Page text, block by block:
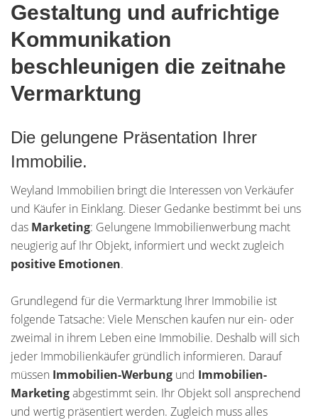
Gestaltung und aufrichtige
Kommunikation
beschleunigen die zeitnahe
Vermarktung
Die gelungene Präsentation Ihrer
Immobilie.
Weyland Immobilien bringt die Interessen von Verkäufer
und Käufer in Einklang. Dieser Gedanke bestimmt bei uns
das Marketing: Gelungene Immobilienwerbung macht
neugierig auf Ihr Objekt, informiert und weckt zugleich
positive Emotionen.
Grundlegend für die Vermarktung Ihrer Immobilie ist
folgende Tatsache: Viele Menschen kaufen nur ein- oder
zweimal in ihrem Leben eine Immobilie. Deshalb will sich
jeder Immobilienkäufer gründlich informieren. Darauf
müssen Immobilien-Werbung und Immobilien-
Marketingabgestimmt sein. Ihr Objekt soll ansprechend
und wertig präsentiert werden. Zugleich muss alles